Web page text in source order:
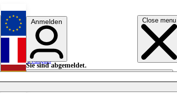
Close menu
English
Français
Anmelden
Sie sind abgemeldet.
Anmelden
Licht aus